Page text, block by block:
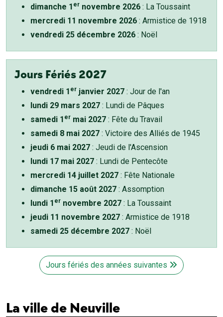
dimanche 1 er novembre 2026 : La Toussaint
mercredi 11 novembre 2026 : Armistice de 1918
vendredi 25 décembre 2026 : Noël
Jours Fériés 2027
vendredi 1 er janvier 2027 : Jour de l'an
lundi 29 mars 2027 : Lundi de Pâques
samedi 1 er mai 2027 : Fête du Travail
samedi 8 mai 2027 : Victoire des Alliés de 1945
jeudi 6 mai 2027 : Jeudi de l'Ascension
lundi 17 mai 2027 : Lundi de Pentecôte
mercredi 14 juillet 2027 : Fête Nationale
dimanche 15 août 2027 : Assomption
lundi 1 er novembre 2027 : La Toussaint
jeudi 11 novembre 2027 : Armistice de 1918
samedi 25 décembre 2027 : Noël
Jours fériés des années suivantes
La ville de Neuville